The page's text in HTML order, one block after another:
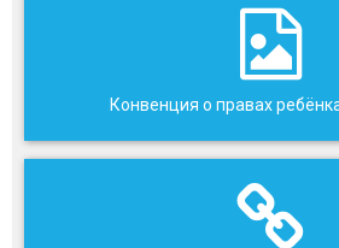
Конвенция о правах